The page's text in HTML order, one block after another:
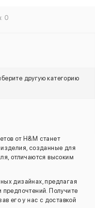
0
другую категорию
от H&M станет
созданные для
отличаются высоким
дизайнах, предлагая
Получите
его у нас с доставкой